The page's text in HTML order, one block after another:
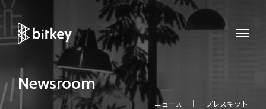
Newsroom
ニュース
プレスキット